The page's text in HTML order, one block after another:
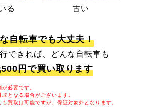
る 古い
自転車でも大丈夫！
できれば、どんな自転車も
円で買い取ります
必要です。
となる場合がございます。
買取は可能ですが、保証対象外となります。